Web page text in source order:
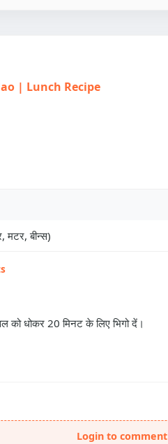
| Lunch Recipe
मटर, बीन्स)
को धोकर 20 मिनट के लिए भिगो दें।
Login to comment